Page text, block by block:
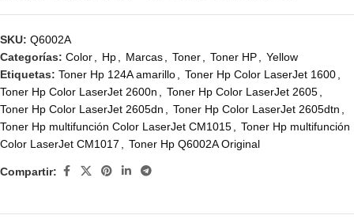
SKU: Q6002A
Categorías: Color, Hp, Marcas, Toner, Toner HP, Yellow
Etiquetas: Toner Hp 124A amarillo, Toner Hp Color LaserJet 1600,
Toner Hp Color LaserJet 2600n , Toner Hp Color LaserJet 2605,
Toner Hp Color LaserJet 2605dn , Toner Hp Color LaserJet 2605dtn ,
Toner Hp multifunción Color LaserJet CM1015, Toner Hp multifunción
Color LaserJet CM1017 , Toner Hp Q6002A Original
Compartir: